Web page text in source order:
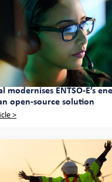
modernises ENTSO-E’s
open-source solution
>